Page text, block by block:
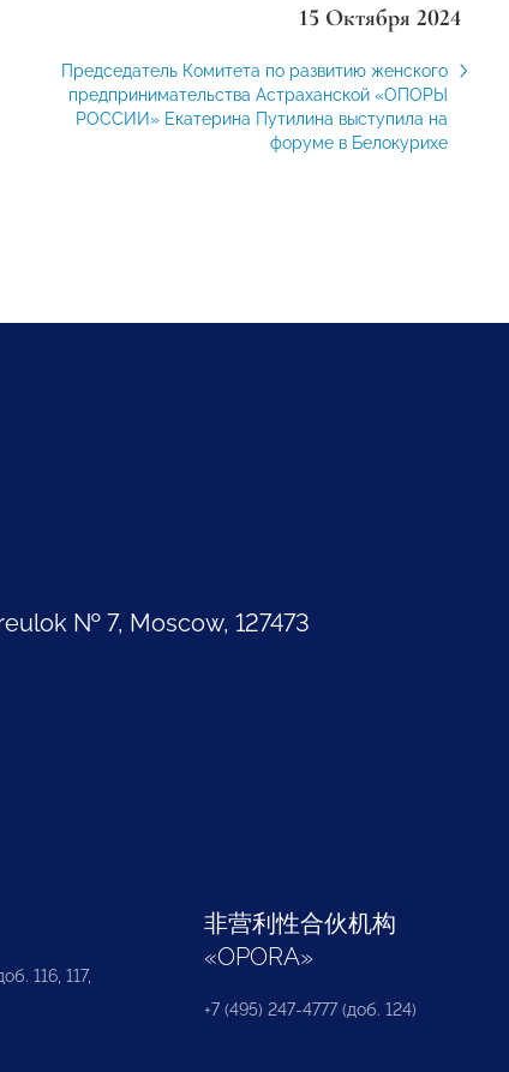
15 Октября 2024
Председатель Комитета по развитию женского
предпринимательства Астраханской «ОПОРЫ
РОССИИ» Екатерина Путилина выступила на
форуме в Белокурихе
№ 7, Moscow, 127473
116, 117,
非营利性合伙机构
«OPORA»
+7 (495) 247-4777 (доб. 124)